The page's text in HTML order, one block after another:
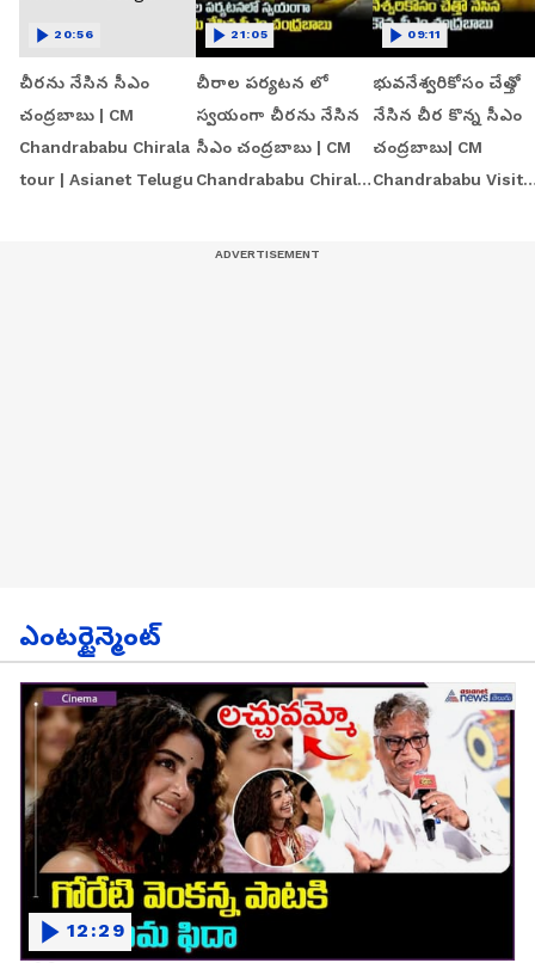
చీరను నేసిన సీఎం
చంద్రబాబు | CM
Chandrababu Chirala
tour | Asianet Telugu
20:56
చీరాల పర్యటన లో
స్వయంగా చీరను నేసిన
సీఎం చంద్రబాబు | CM
Chandrababu Chirala
21:05
భువనేశ్వరికోసం చేత్తో
నేసిన చీర కొన్న సీఎం
చంద్రబాబు| CM
Chandrababu Visit
09:11
ఎంటర్టైన్మెంట్
12:29